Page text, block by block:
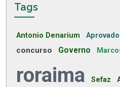
Tags
Antonio Denarium
concurso Governo
roraima Sefaz